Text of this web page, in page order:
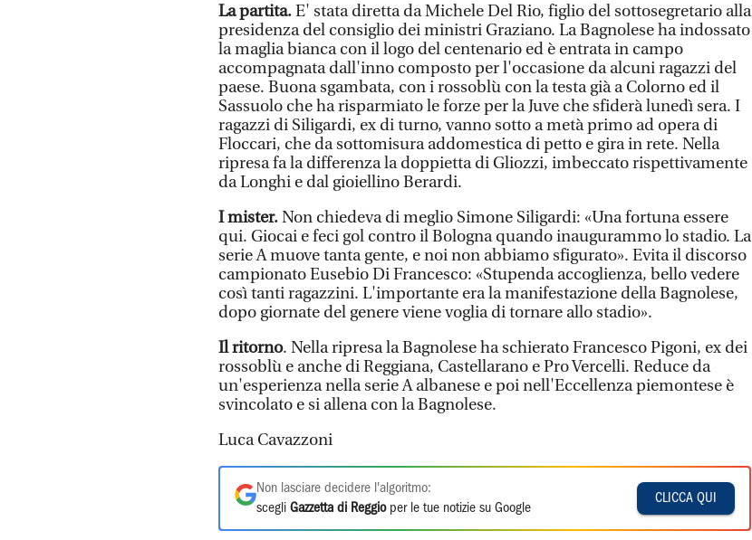
La partita.E' stata diretta da Michele Del Rio, figlio del sottosegretario alla
presidenza del consiglio dei ministri Graziano. La Bagnolese ha indossato
la maglia bianca con il logo del centenario ed è entrata in campo
accompagnata dall'inno composto per l'occasione da alcuni ragazzi del
paese. Buona sgambata, con i rossoblù con la testa già a Colorno ed il
Sassuolo che ha risparmiato le forze per la Juve che sfiderà lunedì sera. I
ragazzi di Siligardi, ex di turno, vanno sotto a metà primo ad opera di
Floccari, che da sottomisura addomestica di petto e gira in rete. Nella
ripresa fa la differenza la doppietta di Gliozzi, imbeccato rispettivamente
da Longhi e dal gioiellino Berardi.
I mister.Non chiedeva di meglio Simone Siligardi: «Una fortuna essere
qui. Giocai e feci gol contro il Bologna quando inaugurammo lo stadio. La
serie A muove tanta gente, e noi non abbiamo sfigurato». Evita il discorso
campionato Eusebio Di Francesco: «Stupenda accoglienza, bello vedere
così tanti ragazzini. L'importante era la manifestazione della Bagnolese,
dopo giornate del genere viene voglia di tornare allo stadio».
Il ritorno. Nella ripresa la Bagnolese ha schierato Francesco Pigoni, ex dei
rossoblù e anche di Reggiana, Castellarano e Pro Vercelli. Reduce da
un'esperienza nella serie A albanese e poi nell'Eccellenza piemontese è
svincolato e si allena con la Bagnolese.
Luca Cavazzoni
Non lasciare decidere l'algoritmo:
scegli Gazzetta di Reggioper le tue notizie su Google
CLICCA QUI